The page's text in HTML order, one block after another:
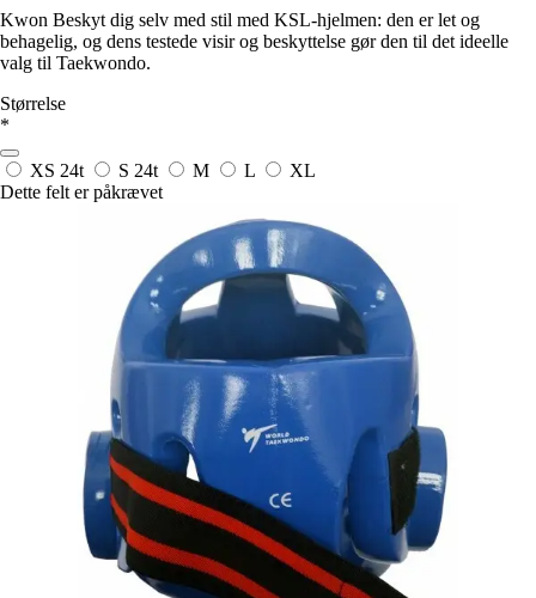
Kwon Beskyt dig selv med stil med KSL-hjelmen: den er let og
behagelig, og dens testede visir og beskyttelse gør den til det ideelle
valg til Taekwondo.
Størrelse
*
XS 24t S 24t M L
XL
Dette felt er påkrævet